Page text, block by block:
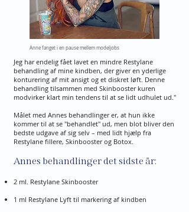
Anne fanget i en pause mellem modeljobs
Jeg har endelig fået lavet en mindre Restylane
behandling af mine kindben, der giver en yderlige
konturering af mit ansigt og et diskret løft. Denne
behandling tilsammen med Skinbooster kuren
modvirker klart min tendens til at se lidt udhulet ud."
Målet med Annes behandlinger er, at hun ikke
kommer til at se "behandlet" ud, men blot bliver den
bedste udgave af sig selv – med lidt hjælp fra
Restylane fillere, Skinbooster og Botox.
Annes behandlinger det sidste år:
2 ml. Restylane Skinbooster
1 ml Restylane Lyft til markering af kindben